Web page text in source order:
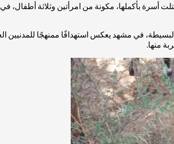
البسيطة، في مشهد يعكس استهدافًا ممنهجًا
منها.